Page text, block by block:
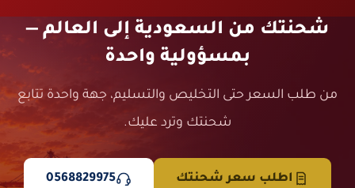
شحنتك من السعودية إلى العالم —
بمسؤولية واحدة
من طلب السعر حتى التخليص والتسليم، جهة واحدة تتابع
شحنتك وترد عليك.
اطلب سعر شحنتك 0568829975